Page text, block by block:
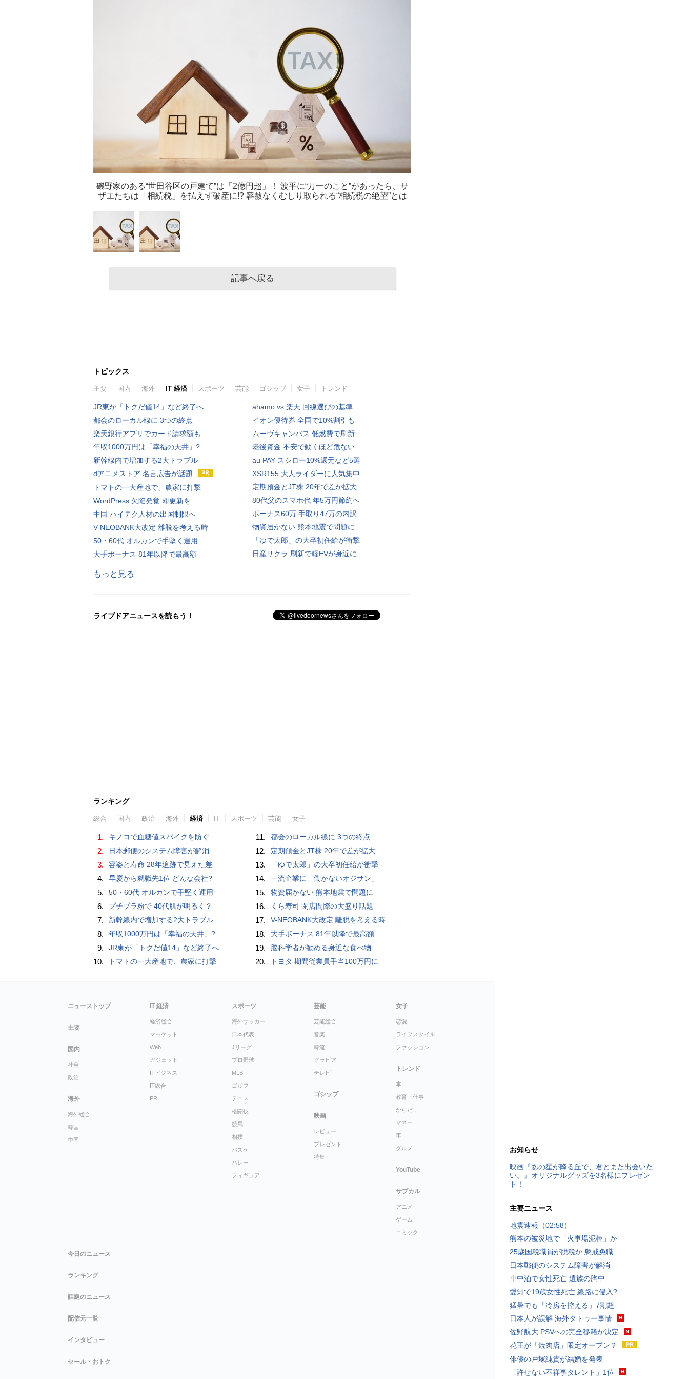
磯野家のある“世田谷区の戸建て”は「2億円超」！ 波平に“万一のこと”があったら、サ
ザエたちは「相続税」を払えず破産に!? 容赦なくむしり取られる“相続税の絶望”とは
記事へ戻る
トピックス
主要 国内 海外 IT 経済 スポーツ 芸能 ゴシップ 女子 トレンド
JR東が「トクだ値14」など終了へ
都会のローカル線に 3つの終点
楽天銀行アプリでカード請求額も
年収1000万円は「幸福の天井」?
新幹線内で増加する2大トラブル
dアニメストア 名言広告が話題
トマトの一大産地で、農家に打撃
WordPress 欠陥発覚 即更新を
中国 ハイテク人材の出国制限へ
V-NEOBANK大改定 離脱を考える時
50・60代 オルカンで手堅く運用
大手ボーナス 81年以降で最高額
ahamo vs 楽天 回線選びの基準
イオン優待券 全国で10%割引も
ムーヴキャンバス 低燃費で刷新
老後資金 不安で動くほど危ない
au PAY スシロー10%還元など5選
XSR155 大人ライダーに人気集中
定期預金とJT株 20年で差が拡大
80代父のスマホ代 年5万円節約へ
ボーナス60万 手取り47万の内訳
物資届かない 熊本地震で問題に
「ゆで太郎」の大卒初任給が衝撃
日産サクラ 刷新で軽EVが身近に
もっと見る
ライブドアニュースを読もう！
ランキング
総合 国内 政治 海外 経済 IT スポーツ 芸能 女子
1. キノコで血糖値スパイクを防ぐ
2. 日本郵便のシステム障害が解消
3. 容姿と寿命 28年追跡で見えた差
4. 早慶から就職先1位 どんな会社?
5. 50・60代 オルカンで手堅く運用
6. プチプラ粉で 40代肌が明るく？
7. 新幹線内で増加する2大トラブル
8. 年収1000万円は「幸福の天井」?
9. JR東が「トクだ値14」など終了へ
10. トマトの一大産地で、農家に打撃
11. 都会のローカル線に 3つの終点
12. 定期預金とJT株 20年で差が拡大
13. 「ゆで太郎」の大卒初任給が衝撃
14. 一流企業に「働かないオジサン」
15. 物資届かない 熊本地震で問題に
16. くら寿司 閉店間際の大盛り話題
17. V-NEOBANK大改定 離脱を考える時
18. 大手ボーナス 81年以降で最高額
19. 脳科学者が勧める身近な食べ物
20. トヨタ 期間従業員手当100万円に
お知らせ
映画『あの星が降る丘で、君とまた出会いた
い。』オリジナルグッズを3名様にプレゼン
ト！
主要ニュース
地震速報（02:58）
熊本の被災地で「火事場泥棒」か
25歳国税職員が脱税か 懲戒免職
日本郵便のシステム障害が解消
車中泊で女性死亡 遺族の胸中
愛知で19歳女性死亡 線路に侵入?
猛暑でも「冷房を控える」7割超
日本人が誤解 海外タトゥー事情
佐野航大 PSVへの完全移籍が決定
花王が「焼肉店」限定オープン？
俳優の戸塚純貴が結婚を発表
「許せない不祥事タレント」1位
ニューストップ
主要
国内
社会
政治
海外
海外総合
韓国
中国
IT 経済
経済総合
マーケット
Web
ガジェット
ITビジネス
IT総合
PR
スポーツ
海外サッカー
日本代表
Jリーグ
プロ野球
MLB
ゴルフ
テニス
格闘技
競馬
相撲
バスケ
バレー
フィギュア
芸能
芸能総合
音楽
韓流
グラビア
テレビ
ゴシップ
映画
レビュー
プレゼント
特集
女子
恋愛
ライフスタイル
ファッション
トレンド
本
教育・仕事
からだ
マネー
車
グルメ
YouTube
サブカル
アニメ
ゲーム
コミック
今日のニュース
ランキング
話題のニュース
配信元一覧
インタビュー
セール・おトク